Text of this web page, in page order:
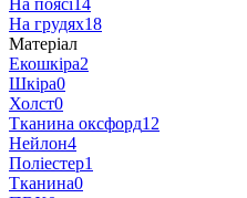
На грудях18
Матеріал
Екошкіра2
Шкіра0
Холст0
Тканина оксфорд12
Нейлон4
Поліестер1
Тканина0